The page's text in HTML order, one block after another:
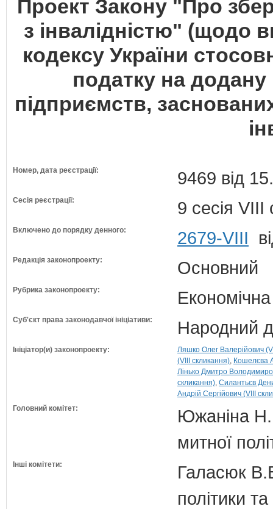
Проект Закону "Про
з інвалідністю" (щодо
кодексу України
податку на додану
підприємств,
Номер, дата реєстрації: 9469 від
Сесія реєстрації: 9 сесія VIII
Включено до порядку денного: 2679-VIII
Редакція законопроекту: Основний
Рубрика законопроекту:
Суб'єкт права законодавчої ініціативи: Народний
Ініціатор(и) законопроекту:
Ляшко Олег Валерійович
(VIII скликання) Кошелєва
Лінько Дмитро
скликання) Силантьєв
Андрій Сергійович (VIII
Головний комітет:
Южаніна
митної
Інші комітети:
Галасюк
політики